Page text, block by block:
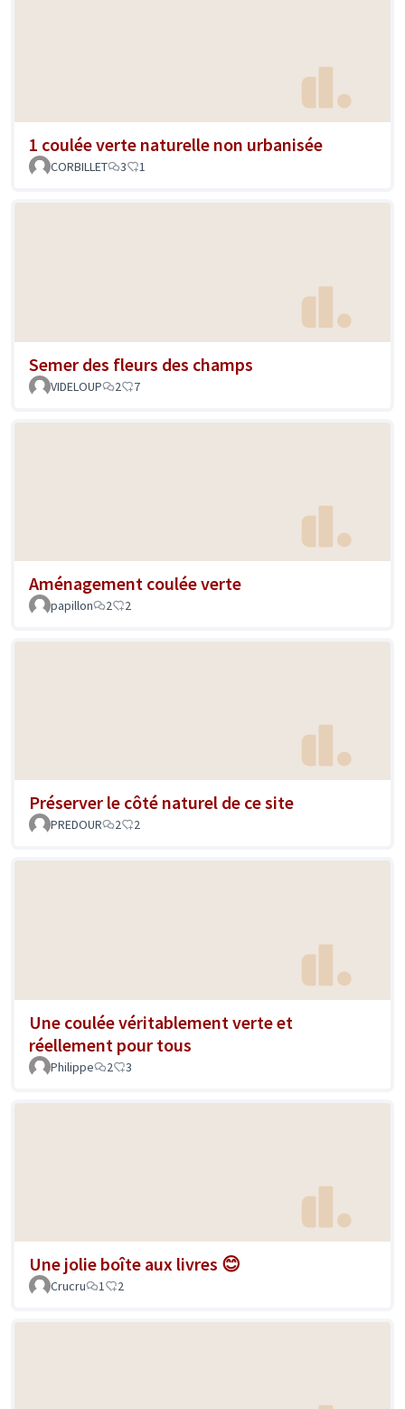
1 coulée verte naturelle non urbanisée
CORBILLET 3 1
Semer des fleurs des champs
VIDELOUP 2 7
Aménagement coulée verte
papillon 2 2
Préserver le côté naturel de ce site
PREDOUR 2 2
Une coulée véritablement verte et
réellement pour tous
Philippe 2 3
Une jolie boîte aux livres 😊
Crucru 1 2